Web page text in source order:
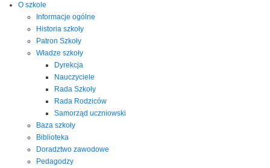
O szkole
Informacje ogólne
Historia szkoły
Patron Szkoły
Władze szkoły
Dyrekcja
Nauczyciele
Rada Szkoły
Rada Rodziców
Samorząd uczniowski
Baza szkoły
Biblioteka
Doradztwo zawodowe
Pedagodzy